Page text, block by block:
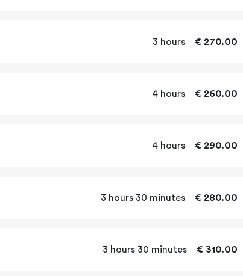
3 hours € 270.00
4 hours € 260.00
4 hours € 290.00
3 hours 30 minutes € 280.00
3 hours 30 minutes € 310.00